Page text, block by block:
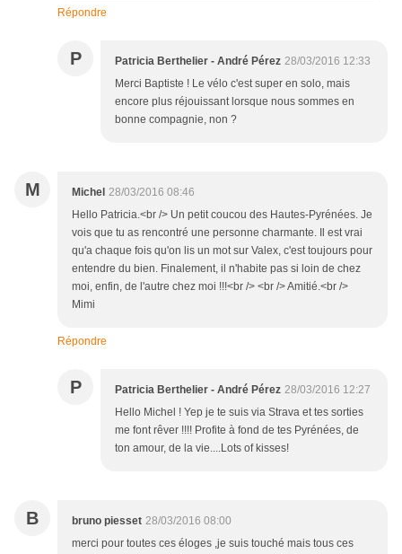
Répondre
P Patricia Berthelier - André Pérez 28/03/2016 12:33
Merci Baptiste ! Le vélo c'est super en solo, mais
encore plus réjouissant lorsque nous sommes en
bonne compagnie, non ?
M Michel 28/03/2016 08:46
Hello Patricia.<br /> Un petit coucou des Hautes-Pyrénées. Je
vois que tu as rencontré une personne charmante. Il est vrai
qu'a chaque fois qu'on lis un mot sur Valex, c'est toujours pour
entendre du bien. Finalement, il n'habite pas si loin de chez
moi, enfin, de l'autre chez moi !!!<br /> <br /> Amitié.<br />
Mimi
Répondre
P Patricia Berthelier - André Pérez 28/03/2016 12:27
Hello Michel ! Yep je te suis via Strava et tes sorties
me font rêver !!!! Profite à fond de tes Pyrénées, de
ton amour, de la vie....Lots of kisses!
B bruno piesset 28/03/2016 08:00
merci pour toutes ces éloges ,je suis touché mais tous ces